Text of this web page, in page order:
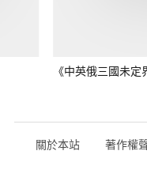
《中英俄三國未定
關於本站 著作權